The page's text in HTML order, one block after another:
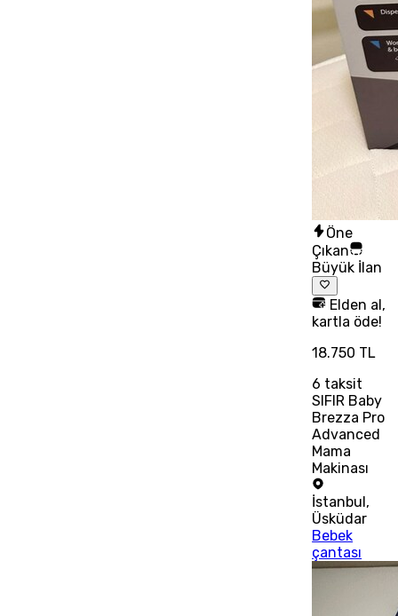
Öne
Çıkan
Büyük İlan
Elden al,
kartla öde!
18.750 TL
6 taksit
SIFIR Baby
Brezza Pro
Advanced
Mama
Makinası
İstanbul ,
Üsküdar
Bebek
çantası